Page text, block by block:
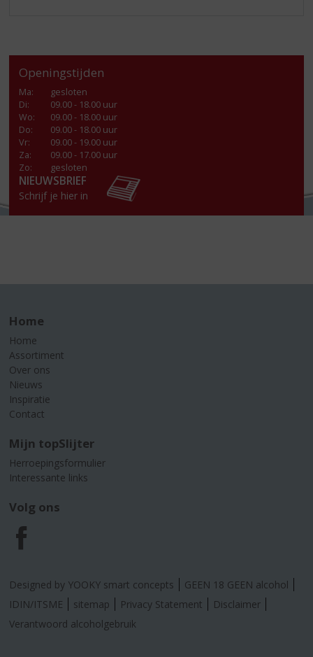
Openingstijden
Ma:
gesloten
Di:
09.00 - 18.00 uur
Wo:
09.00 - 18.00 uur
Do:
09.00 - 18.00 uur
Vr:
09.00 - 19.00 uur
Za:
09.00 - 17.00 uur
Zo:
gesloten
NIEUWSBRIEF
Schrijf je hier in
Home
Home
Assortiment
Over ons
Nieuws
Inspiratie
Contact
Mijn topSlijter
Herroepingsformulier
Interessante links
Volg ons
F
a
c
Designed by YOOKY smart concepts
GEEN 18 GEEN alcohol
IDIN/ITSME
sitemap Privacy Statement
Disclaimer
Verantwoord alcoholgebruik